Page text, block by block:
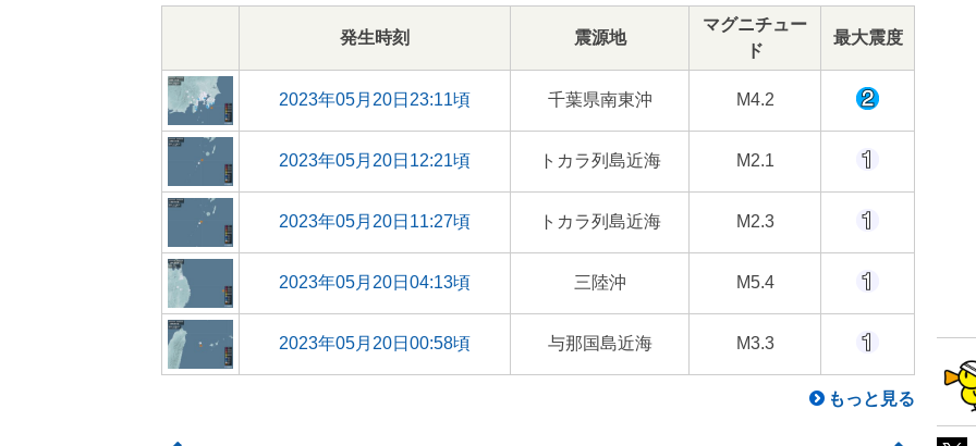
発生時刻 震源地
マグニチュー
ド
最大震度
2023年05月20日23:11頃 千葉県南東沖 M4.2
2023年05月20日12:21頃 トカラ列島近海 M2.1
2023年05月20日11:27頃 トカラ列島近海 M2.3
2023年05月20日04:13頃 三陸沖 M5.4
2023年05月20日00:58頃 与那国島近海 M3.3
もっと見る